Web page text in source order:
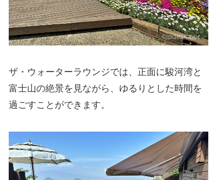
ザ・ウォーターラウンジでは、正面に駿河湾と
富士山の絶景を見ながら、ゆるりとした時間を
過ごすことができます。